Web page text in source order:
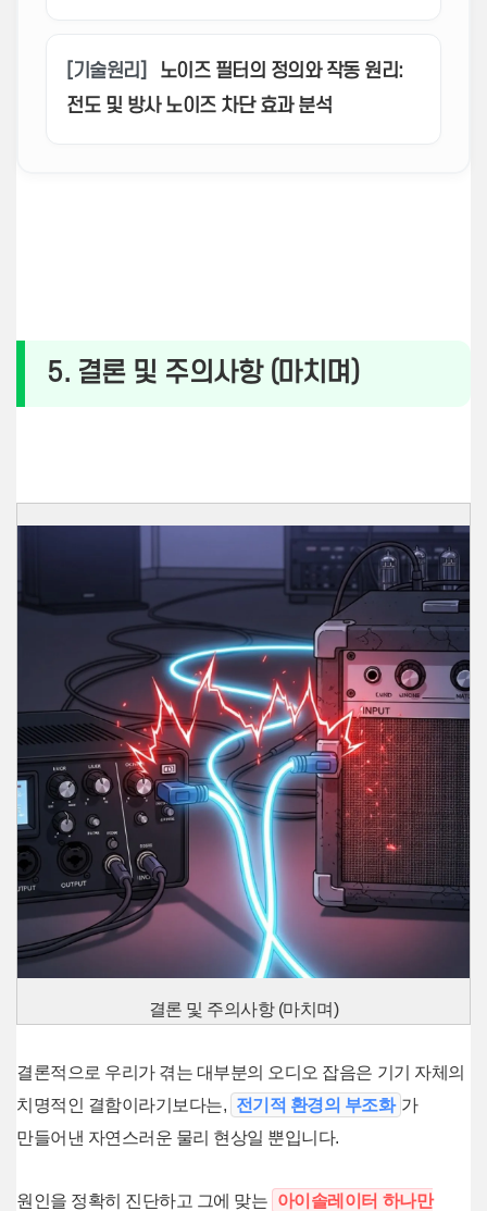
[기술원리]
노이즈 필터의 정의와 작동 원리:
전도 및 방사 노이즈 차단 효과 분석
5. 결론 및 주의사항 (마치며)
결론 및 주의사항 (마치며)
결론적으로 우리가 겪는 대부분의 오디오 잡음은 기기 자체의
치명적인 결함이라기보다는, 전기적 환경의 부조화 가
만들어낸 자연스러운 물리 현상일 뿐입니다.
원인을 정확히 진단하고 그에 맞는 아이솔레이터 하나만